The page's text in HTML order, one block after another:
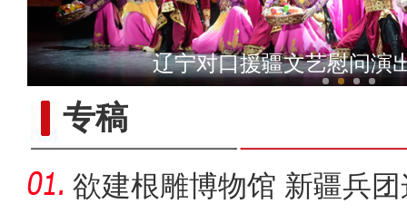
新疆青河：再现国家一
辽宁对口援疆文艺慰问演
专稿
欲建根雕博物馆 新疆兵